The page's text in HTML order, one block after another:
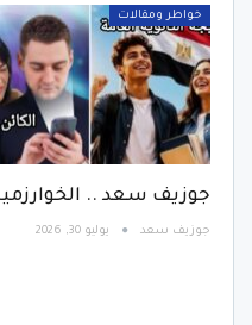
خواطر ومقالات
جوزيف سعد ..
جوزيف سعد يوليو 30, 2026